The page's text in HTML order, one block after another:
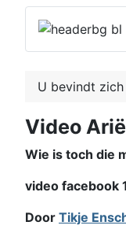
U bevindt zich
Video
Wie is toch die
video facebook
Door Tikje